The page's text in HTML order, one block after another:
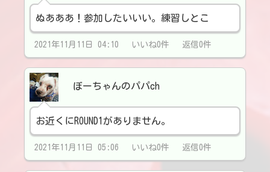
ぬあああ！参加したいいい。練習しとこ
2021年11月11日 04:10 いいね0件 返信0件
ぼーちゃんのパパch
お近くにROUND1がありません。
2021年11月11日 05:06 いいね0件 返信0件